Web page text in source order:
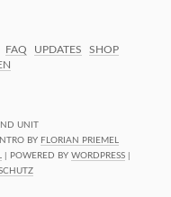
FAQ UPDATES
SHOP
UNIT
BY FLORIAN PRIEMEL
| POWERED BY WORDPRESS